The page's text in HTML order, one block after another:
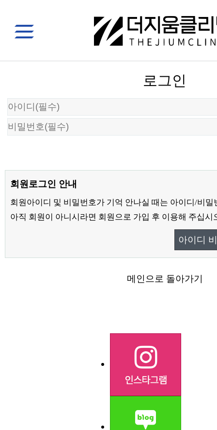
로그인
회원로그인 안내
회원아이디 및 비밀번호가 기억 안나실 때는 아이디/비
아직 회원이 아니시라면 회원으로 가입 후 이용해 주십시
아이디
메인으로 돌아가기